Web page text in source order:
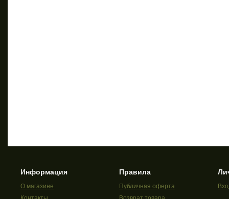
Информация
О магазине
Правила
Публичная оферта